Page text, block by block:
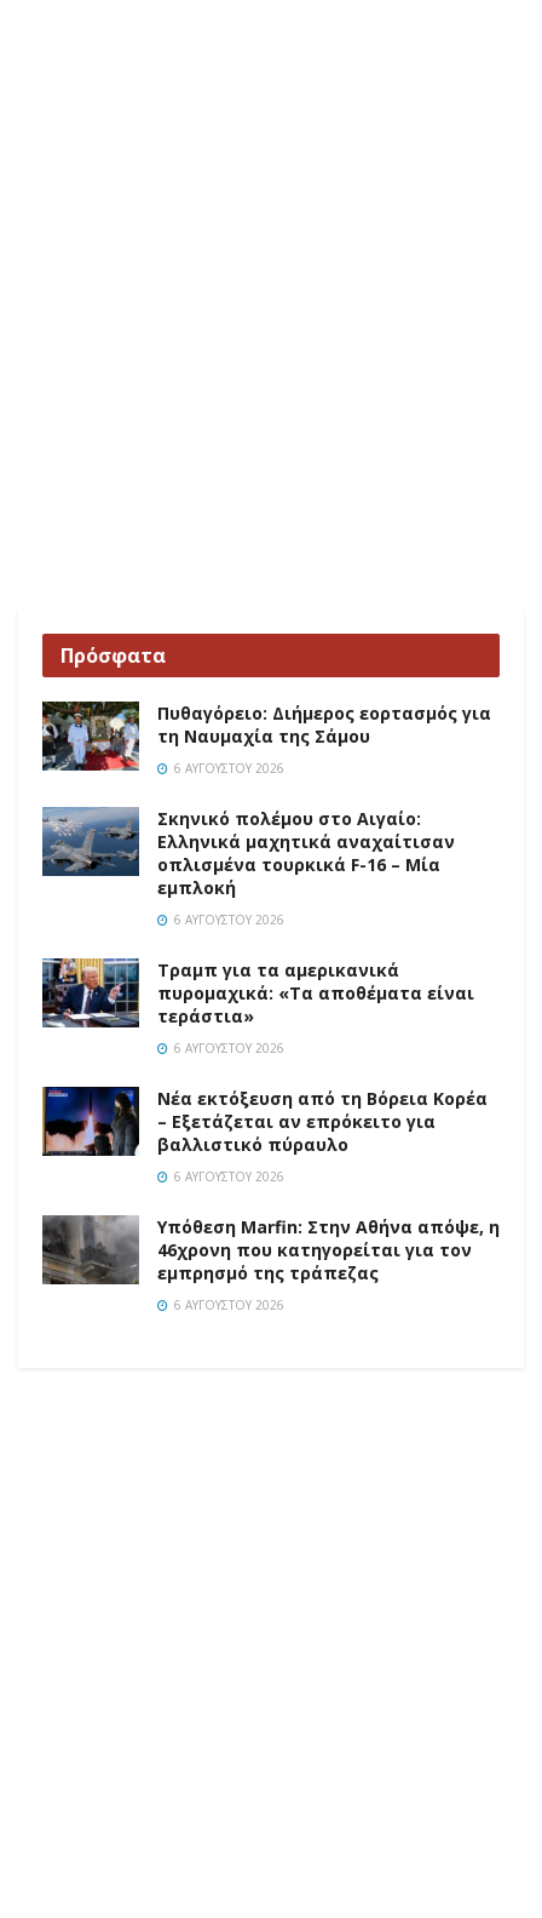
Πρόσφατα
Πυθαγόρειο: Διήμερος εορτασμός για
τη Ναυμαχία της Σάμου
6 ΑΥΓΟΎΣΤΟΥ 2026
Σκηνικό πολέμου στο Αιγαίο:
Ελληνικά μαχητικά αναχαίτισαν
οπλισμένα τουρκικά F-16 – Μία
εμπλοκή
6 ΑΥΓΟΎΣΤΟΥ 2026
Τραμπ για τα αμερικανικά
πυρομαχικά: «Τα αποθέματα είναι
τεράστια»
6 ΑΥΓΟΎΣΤΟΥ 2026
Νέα εκτόξευση από τη Βόρεια Κορέα
– Εξετάζεται αν επρόκειτο για
βαλλιστικό πύραυλο
6 ΑΥΓΟΎΣΤΟΥ 2026
Υπόθεση Marfin: Στην Αθήνα απόψε, η
46χρονη που κατηγορείται για τον
εμπρησμό της τράπεζας
6 ΑΥΓΟΎΣΤΟΥ 2026